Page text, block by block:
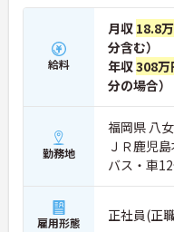
給料
月収 18.8
分含む）
年収308万
分の場合）
勤務地
福岡県 八
ＪＲ鹿児
バス・車
雇用形態 正社員(正